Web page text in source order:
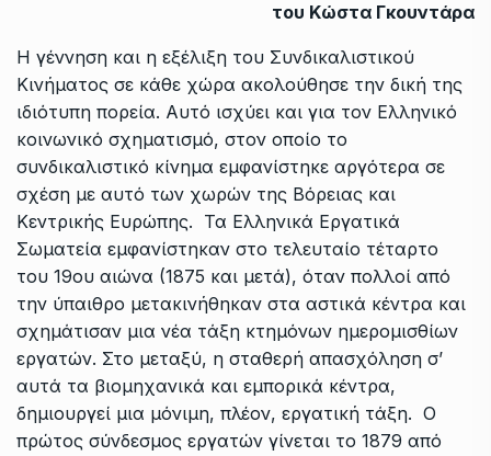
του Κώστα Γκουντάρα
Η γέννηση και η εξέλιξη του Συνδικαλιστικού
Κινήματος σε κάθε χώρα ακολούθησε την δική της
ιδιότυπη πορεία. Αυτό ισχύει και για τον Ελληνικό
κοινωνικό σχηματισμό, στον οποίο το
συνδικαλιστικό κίνημα εμφανίστηκε αργότερα σε
σχέση με αυτό των χωρών της Βόρειας και
Κεντρικής Ευρώπης. Τα Ελληνικά Εργατικά
Σωματεία εμφανίστηκαν στο τελευταίο τέταρτο
του 19ου αιώνα (1875 και μετά), όταν πολλοί από
την ύπαιθρο μετακινήθηκαν στα αστικά κέντρα και
σχημάτισαν μια νέα τάξη κτημόνων ημερομισθίων
εργατών. Στο μεταξύ, η σταθερή απασχόληση σ’
αυτά τα βιομηχανικά και εμπορικά κέντρα,
δημιουργεί μια μόνιμη, πλέον, εργατική τάξη. Ο
πρώτος σύνδεσμος εργατών γίνεται το 1879 από